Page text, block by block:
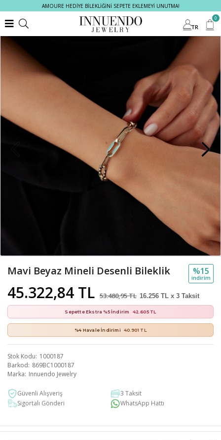
AMOURE HEDİYE BİLEKLİĞİNİ SEPETE EKLEMEYİ UNUTMA!
TR
0
Mavi Beyaz Mineli Desenli Bileklik
45.322,84 TL 53.480,95 TL
%15
i̇ndi̇ri̇m
16.256 TL x 3 Taksit
Sepette Ekstra %5 İndirim 42.605 TL
%4 Havale İndirimi 40.901 TL
Stok Kodu 1000187
Barkod 869BC1000187
Marka Innuendo Jewelry
Güvenli Alışveriş
3 Taksit
Sigortalı Gönderi
WhatsApp Hattı